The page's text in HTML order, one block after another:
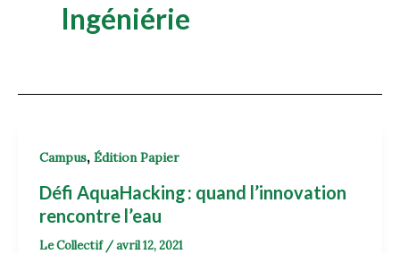
Ingéniérie
Campus, Édition Papier
Défi AquaHacking : quand l’innovation
rencontre l’eau
Le Collectif /avril 12, 2021